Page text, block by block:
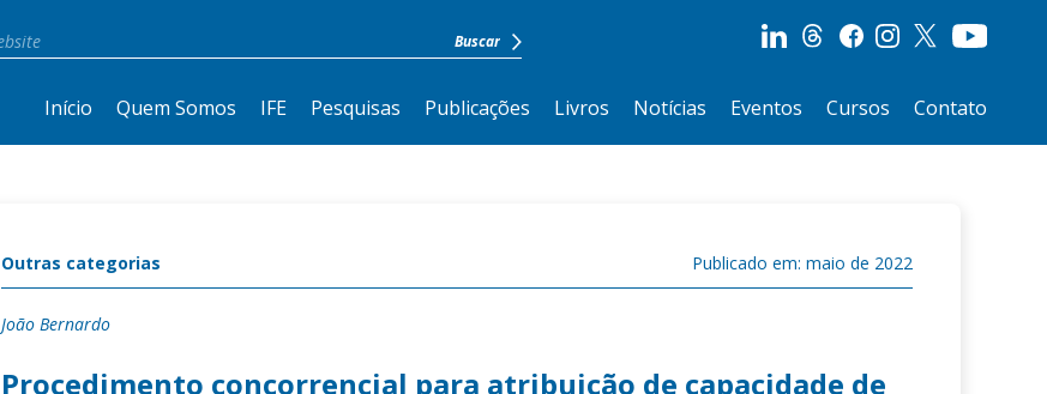
Início Quem Somos IFE Pesquisas Publicações Livros Notícias Eventos Cursos Contato
Outras categorias Publicado em: maio de 2022
João Bernardo
Procedimento concorrencial para atribuição de capacidade de